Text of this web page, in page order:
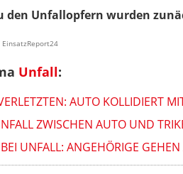
den Unfallopfern wurden
Unfall:
AUTO KOLLIDIERT
ZWISCHEN AUTO UND
UNFALL: ANGEHÖRIGE